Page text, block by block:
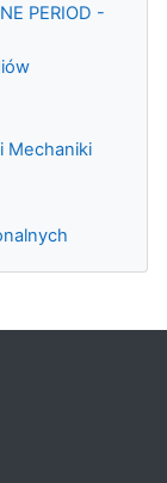
PERIOD -
Mechaniki